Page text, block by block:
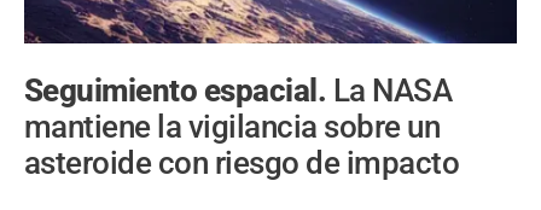
Seguimiento espacial. La NASA
mantiene la vigilancia sobre un
asteroide con riesgo de impacto